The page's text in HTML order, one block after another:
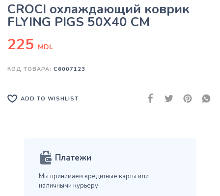
CROCI охлаждающий коврик
FLYING PIGS 50X40 CM
225 MDL
КОД ТОВАРА: C6007123
ADD TO WISHLIST
Платежи
Мы принимаем кредитные карты или
наличными курьеру